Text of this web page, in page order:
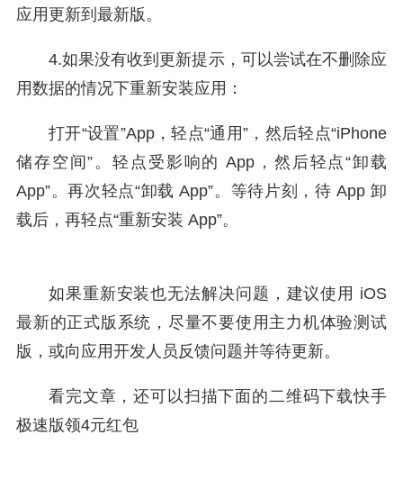
应用更新到最新版。
4.如果没有收到更新提示，可以尝试在不删除应
用数据的情况下重新安装应用：
打开“设置”App，轻点“通用”，然后轻点“iPhone
储存空间”。轻点受影响的 App，然后轻点“卸载
App”。再次轻点“卸载 App”。等待片刻，待 App 卸
载后，再轻点“重新安装 App”。
如果重新安装也无法解决问题，建议使用 iOS
最新的正式版系统，尽量不要使用主力机体验测试
版，或向应用开发人员反馈问题并等待更新。
看完文章，还可以扫描下面的二维码下载快手
极速版领4元红包